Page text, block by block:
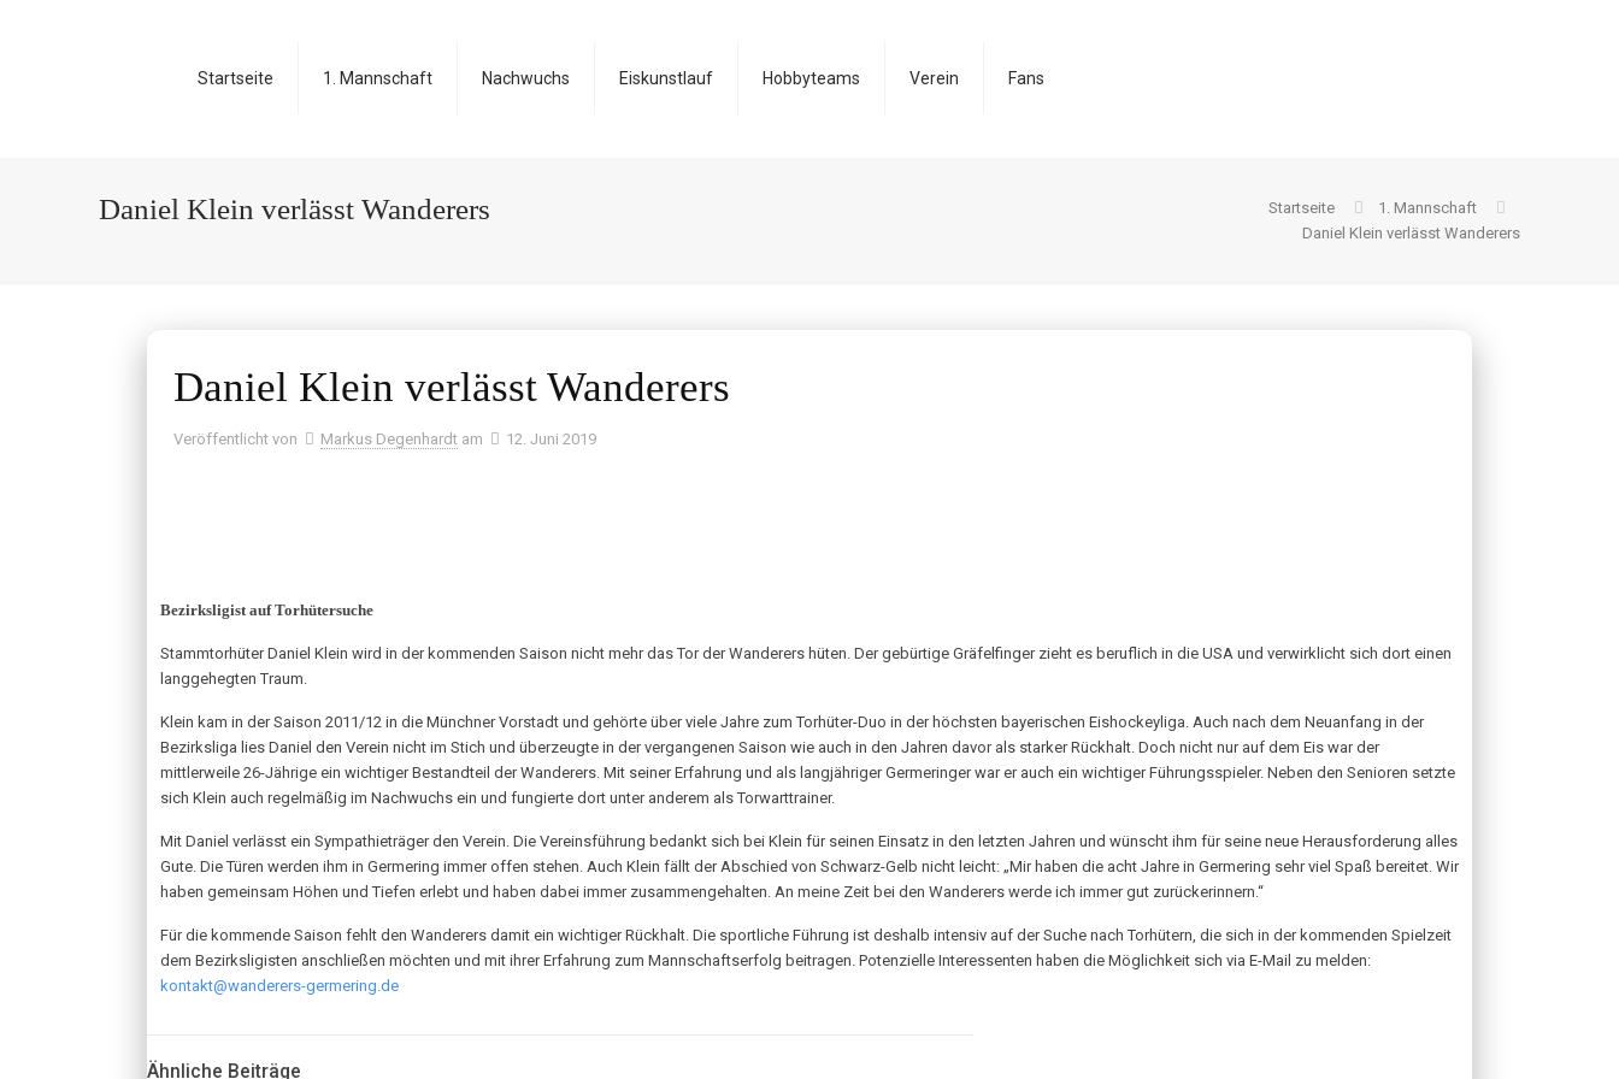
Startseite 1. Mannschaft Nachwuchs Eiskunstlauf Hobbyteams Verein Fans
Daniel Klein verlässt Wanderers Startseite
1. Mannschaft
Daniel Klein verlässt Wanderers
Daniel Klein verlässt Wanderers
Veröffentlicht von Markus Degenhardt am 12. Juni 2019
Bezirksligist auf Torhütersuche
Stammtorhüter Daniel Klein wird in der kommenden Saison nicht mehr das Tor der Wanderers hüten. Der gebürtige Gräfelfinger zieht es beruflich in die USA und verwirklicht sich dort einen
langgehegten Traum.
Klein kam in der Saison 2011/12 in die Münchner Vorstadt und gehörte über viele Jahre zum Torhüter-Duo in der höchsten bayerischen Eishockeyliga. Auch nach dem Neuanfang in der
Bezirksliga lies Daniel den Verein nicht im Stich und überzeugte in der vergangenen Saison wie auch in den Jahren davor als starker Rückhalt. Doch nicht nur auf dem Eis war der
mittlerweile 26-Jährige ein wichtiger Bestandteil der Wanderers. Mit seiner Erfahrung und als langjähriger Germeringer war er auch ein wichtiger Führungsspieler. Neben den Senioren setzte
sich Klein auch regelmäßig im Nachwuchs ein und fungierte dort unter anderem als Torwarttrainer.
Mit Daniel verlässt ein Sympathieträger den Verein. Die Vereinsführung bedankt sich bei Klein für seinen Einsatz in den letzten Jahren und wünscht ihm für seine neue Herausforderung alles
Gute. Die Türen werden ihm in Germering immer offen stehen. Auch Klein fällt der Abschied von Schwarz-Gelb nicht leicht: „Mir haben die acht Jahre in Germering sehr viel Spaß bereitet. Wir
haben gemeinsam Höhen und Tiefen erlebt und haben dabei immer zusammengehalten. An meine Zeit bei den Wanderers werde ich immer gut zurückerinnern.“
Für die kommende Saison fehlt den Wanderers damit ein wichtiger Rückhalt. Die sportliche Führung ist deshalb intensiv auf der Suche nach Torhütern, die sich in der kommenden Spielzeit
dem Bezirksligisten anschließen möchten und mit ihrer Erfahrung zum Mannschaftserfolg beitragen. Potenzielle Interessenten haben die Möglichkeit sich via E-Mail zu melden:
kontakt@wanderers-germering.de
Ähnliche Beiträge